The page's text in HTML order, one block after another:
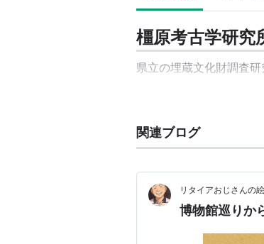
橿原考古学研究
県立の埋蔵文化財調査研
関連ブログ
リタイアおじさんの
博物館巡りか